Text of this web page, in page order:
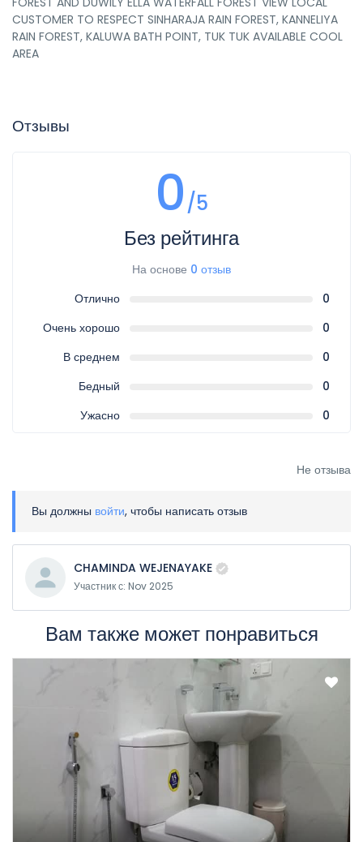
CUSTOMER TO RESPECT SINHARAJA RAIN FOREST, KANNELIYA
RAIN FOREST, KALUWA BATH POINT, TUK TUK AVAILABLE COOL
AREA
Отзывы
0/5
Без рейтинга
На основе 0 отзыв
Отлично
0
Очень хорошо
0
В среднем
0
Бедный
0
Ужасно
0
Не отзыва
Вы должны войти, чтобы написать отзыв
CHAMINDA WEJENAYAKE
Участник с: Nov 2025
Вам также может понравиться